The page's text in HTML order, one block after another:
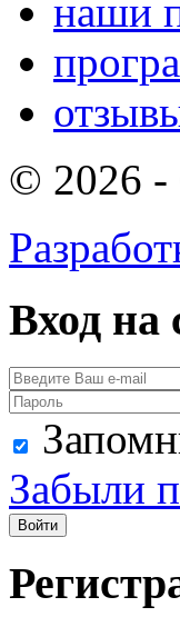
наши
© 2026 -
Вход на
Забыли